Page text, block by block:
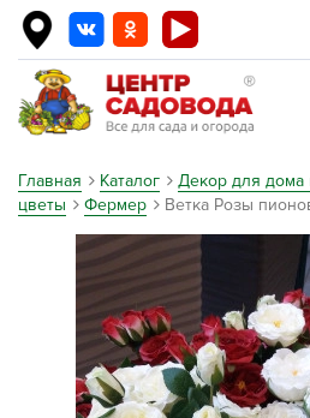
Главная Каталог Декор для дома
цветы
Фермер Ветка Розы